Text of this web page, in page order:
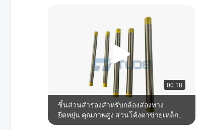
00:18
ชิ้นส่วนสำรองสำหรับกล้องส่องทาง
ยืดหยุ่น คุณภาพสูง ส่วนโค้งตาข่ายเหล็ก
ถักสำหรับ 8.0mm/Customize